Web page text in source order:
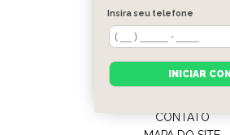
MENU
HOME
QUEM SOMOS
SERVIÇOS
CONTATO
Insira seu telefone
INICIAR